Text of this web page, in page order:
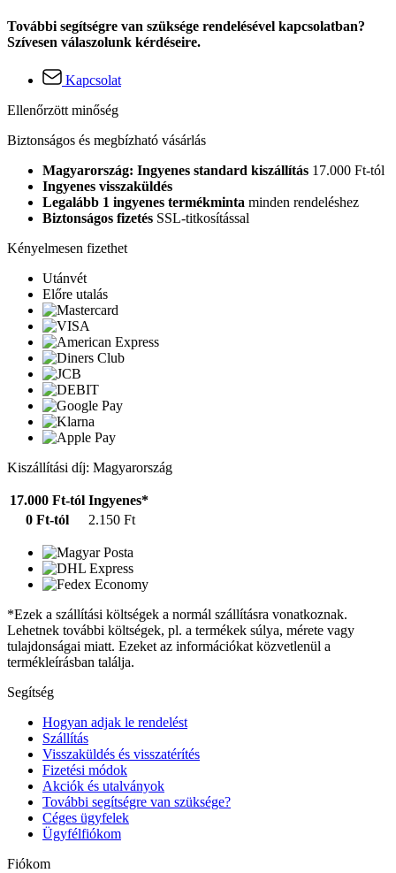
További segítségre van szüksége rendelésével kapcsolatban?
Szívesen válaszolunk kérdéseire.
Kapcsolat
Ellenőrzött minőség
Biztonságos és megbízható vásárlás
Magyarország: Ingyenes standard kiszállítás 17.000 Ft-tól
Ingyenes visszaküldés
Legalább 1 ingyenes termékminta minden rendeléshez
Biztonságos fizetés SSL-titkosítással
Kényelmesen fizethet
Utánvét
Előre utalás
Kiszállítási díj: Magyarország
17.000 Ft-tól Ingyenes*
0 Ft-tól
2.150 Ft
*Ezek a szállítási költségek a normál szállításra vonatkoznak.
Lehetnek további költségek, pl. a termékek súlya, mérete vagy
tulajdonságai miatt. Ezeket az információkat közvetlenül a
termékleírásban találja.
Segítség
Hogyan adjak le rendelést
Szállítás
Visszaküldés és visszatérítés
Fizetési módok
Akciók és utalványok
További segítségre van szüksége?
Céges ügyfelek
Ügyfélfiókom
Fiókom